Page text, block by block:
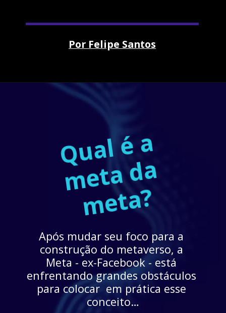
Por Felipe Santos
Q
u
a
l
é
a
m
e
t
a
d
a
m
e
t
a
?
Após mudar seu foco para a
construção do metaverso, a
Meta - ex-Facebook - está
enfrentando grandes obstáculos
para colocar  em prática esse
conceito…